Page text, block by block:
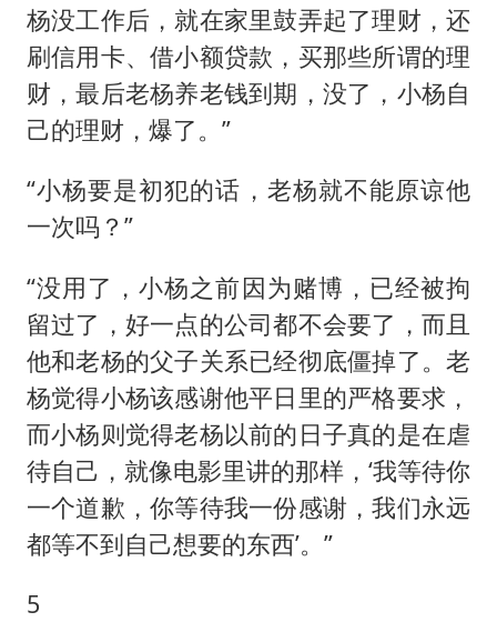
杨没工作后，就在家里鼓弄起了理财，还
刷信用卡、借小额贷款，买那些所谓的理
财，最后老杨养老钱到期，没了，小杨自
己的理财，爆了。”
“小杨要是初犯的话，老杨就不能原谅他
一次吗？”
“没用了，小杨之前因为赌博，已经被拘
留过了，好一点的公司都不会要了，而且
他和老杨的父子关系已经彻底僵掉了。老
杨觉得小杨该感谢他平日里的严格要求，
而小杨则觉得老杨以前的日子真的是在虐
待自己，就像电影里讲的那样，‘我等待你
一个道歉，你等待我一份感谢，我们永远
都等不到自己想要的东西’。”
5